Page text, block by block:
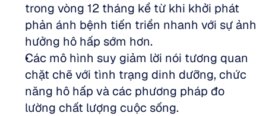
trong vòng 12 tháng kể từ khi khởi phát
phản ánh bệnh tiến triển nhanh với sự ảnh
hưởng hô hấp sớm hơn.
Các mô hình suy giảm lời nói tương quan
chặt chẽ với tình trạng dinh dưỡng, chức
năng hô hấp và các phương pháp đo
lường chất lượng cuộc sống.